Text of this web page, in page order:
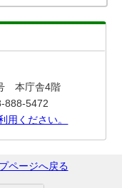
本庁舎4階
888-5472
用ください。
ページへ戻る